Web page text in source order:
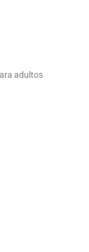
adultos